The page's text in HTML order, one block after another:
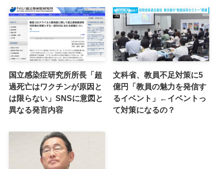
国立感染症研究所所長「超
過死亡はワクチンが原因と
は限らない」SNSに意図と
異なる発言内容
文科省、教員不足対策に5
億円「教員の魅力を発信す
るイベント」←イベントっ
て対策になるの？